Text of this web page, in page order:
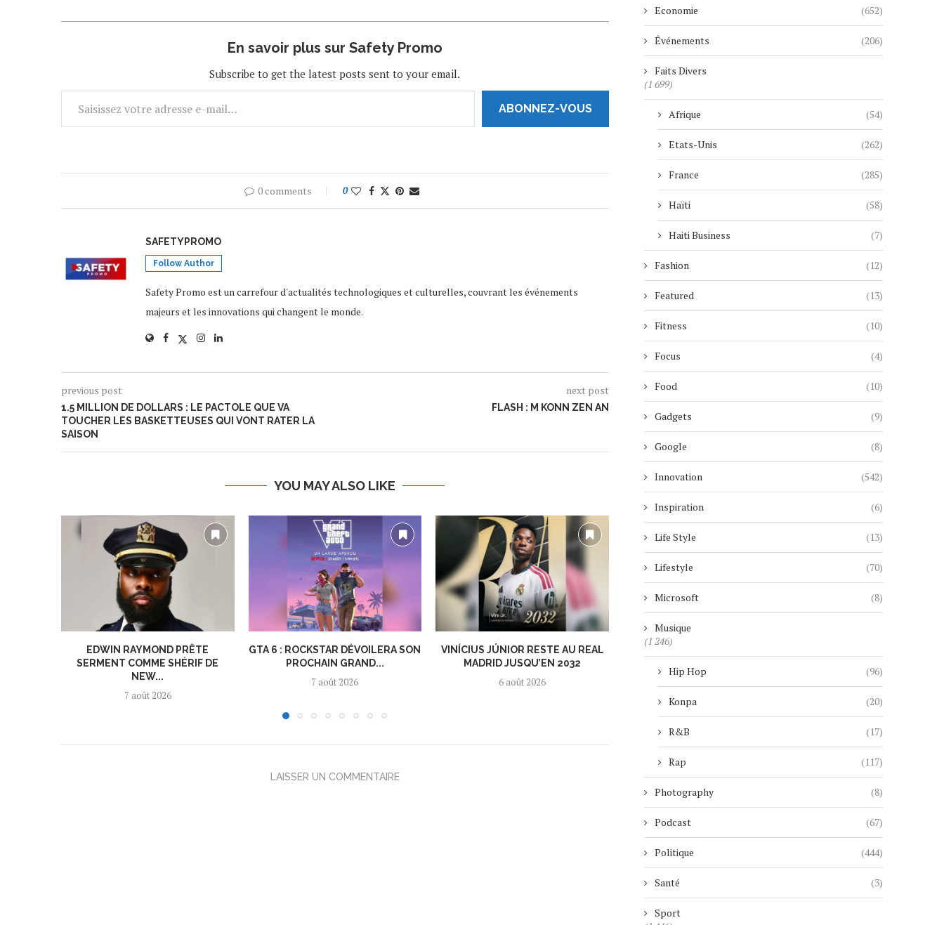
En savoir plus sur Safety Promo
Subscribe to get the latest posts sent to your email.
ABONNEZ-VOUS
0 comments 0
SAFETYPROMO
Follow Author
Safety Promo est un carrefour d'actualités technologiques et culturelles, couvrant les événements
majeurs et les innovations qui changent le monde.
previous post
1.5 MILLION DE DOLLARS : LE PACTOLE QUE VA
TOUCHER LES BASKETTEUSES QUI VONT RATER LA
SAISON
next post
FLASH : M KONN ZEN AN
YOU MAY ALSO LIKE
EDWIN RAYMOND PRÊTE
SERMENT COMME SHÉRIF DE
NEW...
7 août 2026
GTA 6 : ROCKSTAR DÉVOILERA SON
PROCHAIN GRAND...
7 août 2026
VINÍCIUS JÚNIOR RESTE AU REAL
MADRID JUSQU’EN 2032
6 août 2026
HONOR LANCERA SON ROBOT
LAISSER UN COMMENTAIRE
Economie (652)
Événements (206)
Faits Divers
(1 699)
Afrique (54)
Etats-Unis (262)
France (285)
Haïti (58)
Haiti Business (7)
Fashion (12)
Featured (13)
Fitness (10)
Focus (4)
Food (10)
Gadgets (9)
Google (8)
Innovation (542)
Inspiration (6)
Life Style (13)
Lifestyle (70)
Microsoft (8)
Musique
(1 246)
Hip Hop (96)
Konpa (20)
R&B (17)
Rap (117)
Photography (8)
Podcast (67)
Politique (444)
Santé (3)
Sport